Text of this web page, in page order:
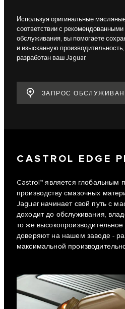
Используя оригинальные
соответствии с
обслуживания, вы помогаете
и изысканную
разработан ваш Jaguar.
ЗАПРОС
CASTROL EDGE
Castrol™ является глобальным
производству смазочных
Jaguar начинает свой путь с
доходит до обслуживания,
то же
доверяют на нашем заводе -
максимальной